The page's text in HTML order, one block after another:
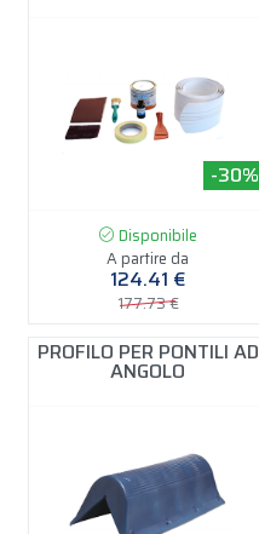
-30%
Disponibile
A partire da
124.41 €
177.73 €
PROFILO PER PONTILI AD
ANGOLO